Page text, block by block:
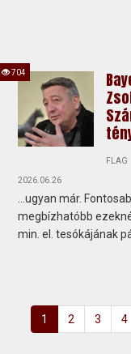
FLAG
2026.06.26
...ugyan már.
megbízhatóbb
min. el. tesókájának
704
1 2 3 4